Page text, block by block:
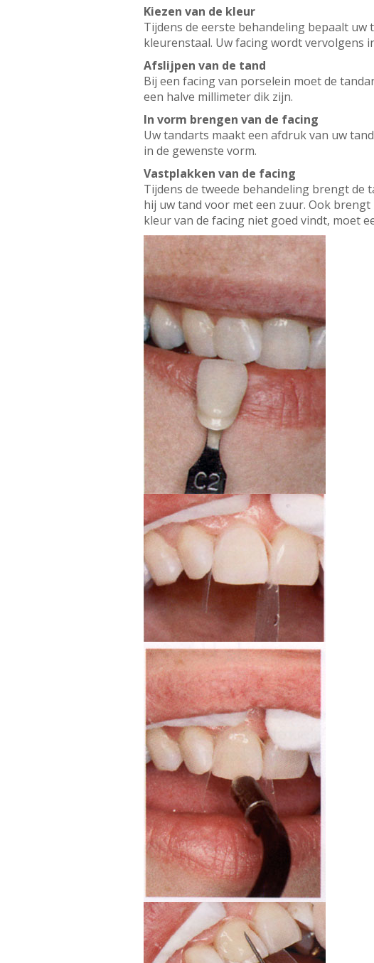
Kiezen van de kleur
Tijdens de eerste behandeling bepaalt
kleurenstaal. Uw facing wordt vervolgens
Afslijpen van de tand
Bij een facing van porselein moet de
een halve millimeter dik zijn.
In vorm brengen van de facing
Uw tandarts maakt een afdruk van uw
in de gewenste vorm.
Vastplakken van de facing
Tijdens de tweede behandeling brengt de
hij uw tand voor met een zuur. Ook
kleur van de facing niet goed vindt, moet